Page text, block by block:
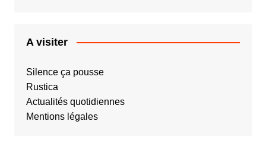
A visiter
Silence ça pousse
Rustica
Actualités quotidiennes
Mentions légales